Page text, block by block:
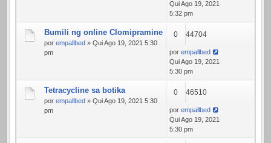
Qui Ago 19, 2021
5:32 pm
Bumili ng online Clomipramine
por empallbed » Qui Ago 19, 2021 5:30
pm
0 44704
por empallbed
Qui Ago 19, 2021
5:30 pm
Tetracycline sa botika
por empallbed » Qui Ago 19, 2021 5:30
pm
0 46510
por empallbed
Qui Ago 19, 2021
5:30 pm